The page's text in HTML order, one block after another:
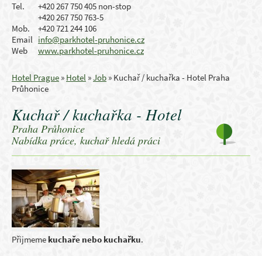
Tel.
+420 267 750 405 non-stop
+420 267 750 763-5
Mob.
+420 721 244 106
Email info@parkhotel-pruhonice.cz
Web
www.parkhotel-pruhonice.cz
Hotel Prague » Hotel »Job » Kuchař / kuchařka - Hotel Praha
Průhonice
Kuchař / kuchařka - Hotel
Praha Průhonice
Nabídka práce, kuchař hledá práci
Přijmeme kuchaře nebo kuchařku.